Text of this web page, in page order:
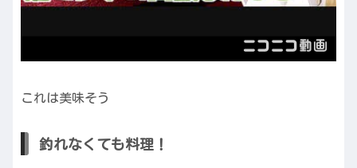
これは美味そう
釣れなくても料理！